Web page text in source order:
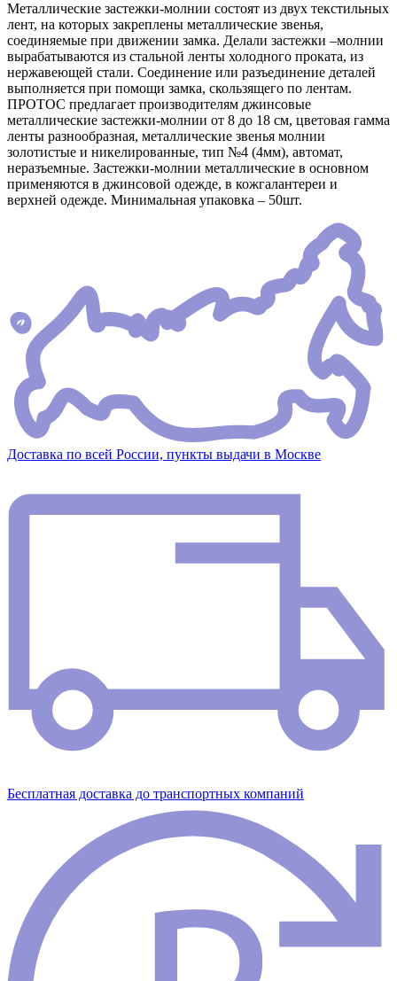
Металлические застежки-молнии состоят из двух текстильных
лент, на которых закреплены металлические звенья,
соединяемые при движении замка. Делали застежки –молнии
вырабатываются из стальной ленты холодного проката, из
нержавеющей стали. Соединение или разъединение деталей
выполняется при помощи замка, скользящего по лентам.
ПРОТОС предлагает производителям джинсовые
металлические застежки-молнии от 8 до 18 см, цветовая гамма
ленты разнообразная, металлические звенья молнии
золотистые и никелированные, тип №4 (4мм), автомат,
неразъемные. Застежки-молнии металлические в основном
применяются в джинсовой одежде, в кожгалантереи и
верхней одежде. Минимальная упаковка – 50шт.
Доставка по всей России, пункты выдачи в Москве
Бесплатная доставка до транспортных компаний